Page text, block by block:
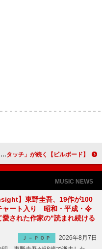
【ビルボード】櫻坂46「The growing up train」が総合首位、WBC応援ソングの稲葉浩志「タッチ」が続く
MUSIC NEWS
】東野圭吾、19作が100
ャート入り 昭和・平成・令
愛された作家の"読まれ続ける
Ｊ－ＰＯＰ
2026年8月7日